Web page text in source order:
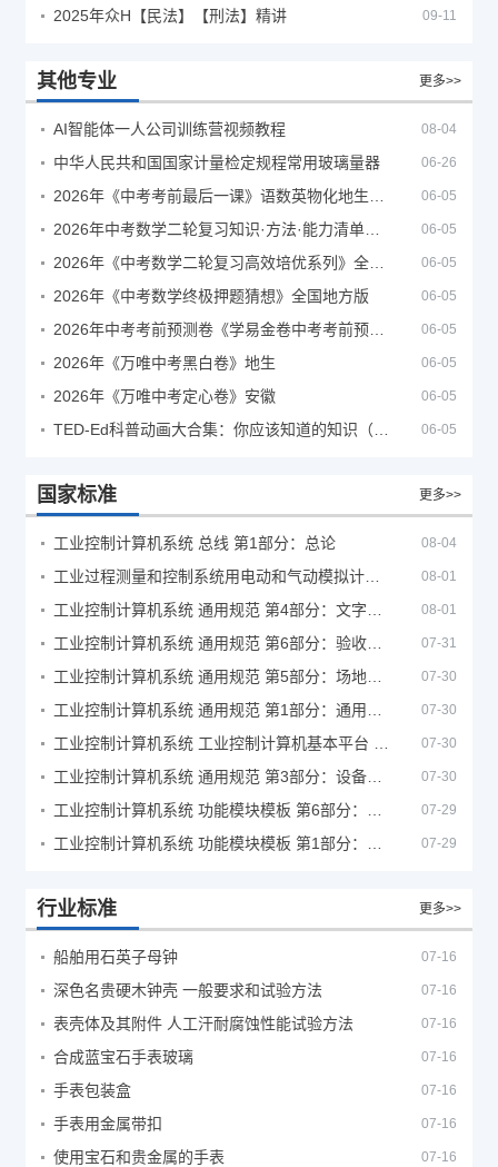
2025年众H【民法】【刑法】精讲 09-11
其他专业 更多>>
AI智能体一人公司训练营视频教程 08-04
中华人民共和国国家计量检定规程常用玻璃量器 06-26
06-05
06-05
06-05
2026年《中考数学终极押题猜想》全国地方版 06-05
06-05
2026年《万唯中考黑白卷》地生 06-05
2026年《万唯中考定心卷》安徽 06-05
06-05
国家标准 更多>>
工业控制计算机系统 总线 第1部分：总论 08-04
08-01
08-01
07-31
07-30
07-30
07-30
07-30
07-29
07-29
行业标准 更多>>
船舶用石英子母钟 07-16
深色名贵硬木钟壳 一般要求和试验方法 07-16
表壳体及其附件 人工汗耐腐蚀性能试验方法 07-16
合成蓝宝石手表玻璃 07-16
手表包装盒 07-16
手表用金属带扣 07-16
使用宝石和贵金属的手表 07-16